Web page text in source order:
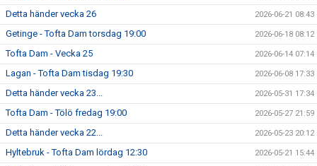
Detta händer vecka 26 2026-06-21 08:43
Getinge - Tofta Dam torsdag 19:00 2026-06-18 08:12
Tofta Dam - Vecka 25 2026-06-14 07:14
Lagan - Tofta Dam tisdag 19:30 2026-06-08 17:33
Detta händer vecka 23... 2026-05-31 17:34
Tofta Dam - Tölö fredag 19:00 2026-05-27 21:59
Detta händer vecka 22... 2026-05-23 20:12
Hyltebruk - Tofta Dam lördag 12:30 2026-05-21 15:44